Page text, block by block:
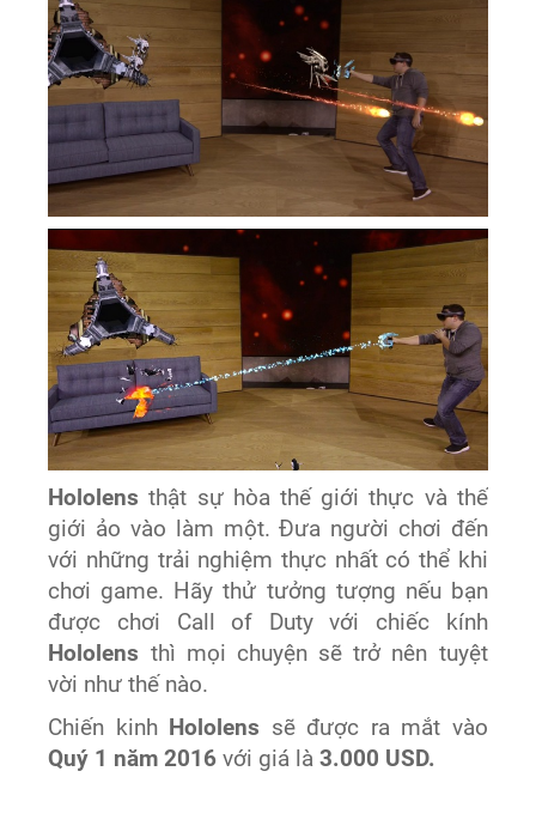
Hololensthật sự hòa thế giới thực và thế
giới ảo vào làm một. Đưa người chơi đến
với những trải nghiệm thực nhất có thể khi
chơi game. Hãy thử tưởng tượng nếu bạn
được chơi Call of Duty với chiếc kính
Hololens thì mọi chuyện sẽ trở nên tuyệt
vời như thế nào.
Chiến kinh Hololens sẽ được ra mắt vào
Quý 1 năm 2016 với giá là 3.000 USD.